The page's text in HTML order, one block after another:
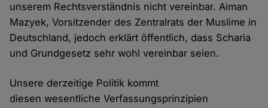
unserem Rechtsverständnis nicht vereinbar. Aiman
Mazyek, Vorsitzender des Zentralrats der Muslime in
Deutschland, jedoch erklärt öffentlich, dass Scharia
und Grundgesetz sehr wohl vereinbar seien.
Unsere derzeitige Politik kommt
diesen wesentliche Verfassungsprinzipien